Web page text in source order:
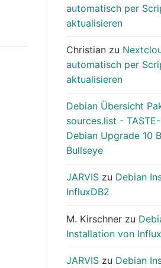
automatisch per
aktualisieren
Christian zu
automatisch per
aktualisieren
Debian Übersicht
sources.list -
Debian Upgrade 10
Bullseye
JARVIS zu Debian
InfluxDB2
M. Kirschner zu
Installation von
JARVIS zu Debian